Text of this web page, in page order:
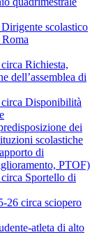
scolastico
Richiesta,
dell’assemblea di
Disponibilità
dei
scolastiche
di
PTOF)
Sportello di
26 circa sciopero
atleta di alto